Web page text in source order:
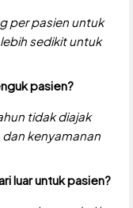
per pasien untuk
sedikit untuk
pasien?
tidak diajak
kenyamanan
luar untuk pasien?